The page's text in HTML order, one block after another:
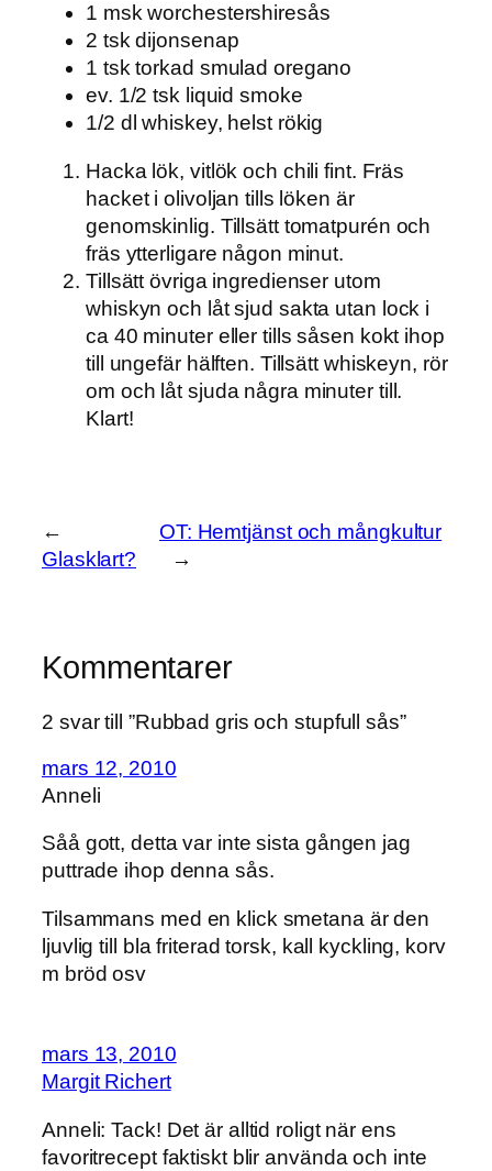
1 msk worchestershiresås
2 tsk dijonsenap
1 tsk torkad smulad oregano
ev. 1/2 tsk liquid smoke
1/2 dl whiskey, helst rökig
Hacka lök, vitlök och chili fint. Fräs
hacket i olivoljan tills löken är
genomskinlig. Tillsätt tomatpurén och
fräs ytterligare någon minut.
Tillsätt övriga ingredienser utom
whiskyn och låt sjud sakta utan lock i
ca 40 minuter eller tills såsen kokt ihop
till ungefär hälften. Tillsätt whiskeyn, rör
om och låt sjuda några minuter till.
Klart!
←
Glasklart?
OT: Hemtjänst och mångkultur
→
Kommentarer
2 svar till ”Rubbad gris och stupfull sås”
mars 12, 2010
Anneli
Såå gott, detta var inte sista gången jag
puttrade ihop denna sås.
Tilsammans med en klick smetana är den
ljuvlig till bla friterad torsk, kall kyckling, korv
m bröd osv
mars 13, 2010
Margit Richert
Anneli: Tack! Det är alltid roligt när ens
favoritrecept faktiskt blir använda och inte